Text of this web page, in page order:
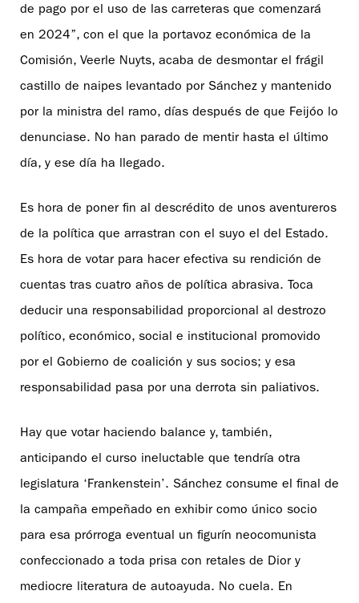
de pago por el uso de las carreteras que comenzará
en 2024”, con el que la portavoz económica de la
Comisión, Veerle Nuyts, acaba de desmontar el frágil
castillo de naipes levantado por Sánchez y mantenido
por la ministra del ramo, días después de que Feijóo lo
denunciase. No han parado de mentir hasta el último
día, y ese día ha llegado.
Es hora de poner fin al descrédito de unos aventureros
de la política que arrastran con el suyo el del Estado.
Es hora de votar para hacer efectiva su rendición de
cuentas tras cuatro años de política abrasiva. Toca
deducir una responsabilidad proporcional al destrozo
político, económico, social e institucional promovido
por el Gobierno de coalición y sus socios; y esa
responsabilidad pasa por una derrota sin paliativos.
Hay que votar haciendo balance y, también,
anticipando el curso ineluctable que tendría otra
legislatura ‘Frankenstein’. Sánchez consume el final de
la campaña empeñado en exhibir como único socio
para esa prórroga eventual un figurín neocomunista
confeccionado a toda prisa con retales de Dior y
mediocre literatura de autoayuda. No cuela. En